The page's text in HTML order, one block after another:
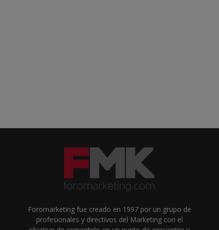
Foromarketing fue creado en 1997 por un grupo de
profesionales y directivos del Marketing con el